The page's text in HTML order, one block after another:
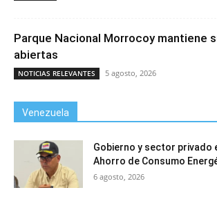
Parque Nacional Morrocoy mantiene
abiertas
NOTICIAS RELEVANTES 5 agosto, 2026
Venezuela
Gobierno y sector privado
Ahorro de Consumo
6 agosto, 2026